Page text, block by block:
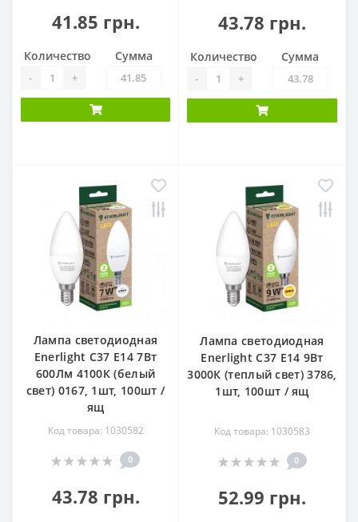
41.85 грн.
Количество
- +
Сумма
43.78 грн.
Количество
- +
Сумма
Лампа светодиодная
Enerlight С37 Е14 7Вт
600Лм 4100К (белый
свет) 0167, 1шт, 100шт /
ящ
Код товара: 1030582
0
43.78 грн.
Лампа светодиодная
Enerlight С37 Е14 9Вт
3000К (теплый свет) 3786,
1шт, 100шт / ящ
Код товара: 1030583
0
52.99 грн.